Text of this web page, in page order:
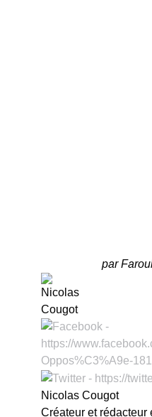
par
Nicolas Cougot
Créateur et rédacteur